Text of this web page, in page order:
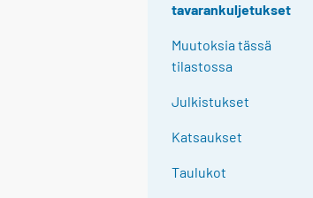
tavarankuljetukset
Muutoksia tässä
tilastossa
Julkistukset
Katsaukset
Taulukot